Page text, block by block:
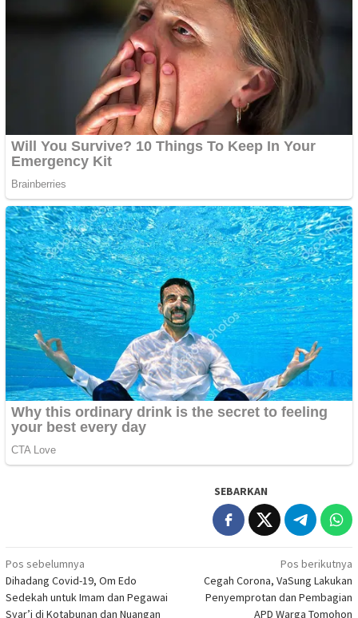
SEBARKAN
Navigasi
pos
Pos sebelumnya
Dihadang Covid-19, Om Edo
Sedekah untuk Imam dan Pegawai
Syar’i di Kotabunan dan Nuangan
Pos berikutnya
Cegah Corona, VaSung Lakukan
Penyemprotan dan Pembagian
APD Warga Tomohon